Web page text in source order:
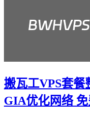
搬瓦工VPS套餐
GIA优化网络